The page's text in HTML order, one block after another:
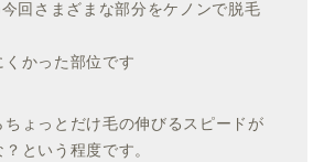
回さまざまな部分をケノンで脱毛
かった部位です
ちょっとだけ毛の伸びるスピードが
という程度です。